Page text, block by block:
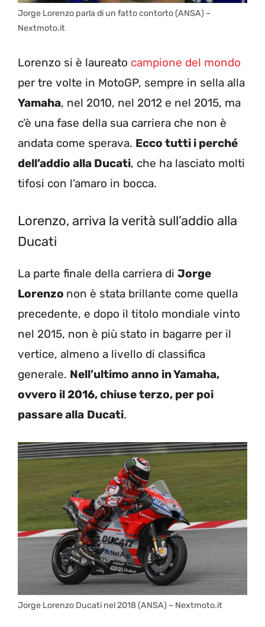
Jorge Lorenzo parla di un fatto contorto (ANSA) –
Nextmoto.it
Lorenzo si è laureato campione del mondo
per tre volte in MotoGP, sempre in sella alla
Yamaha, nel 2010, nel 2012 e nel 2015, ma
c’è una fase della sua carriera che non è
andata come sperava. Ecco tutti i perché
dell’addio alla Ducati, che ha lasciato molti
tifosi con l’amaro in bocca.
Lorenzo, arriva la verità sull’addio alla
Ducati
La parte finale della carriera di Jorge
Lorenzo non è stata brillante come quella
precedente, e dopo il titolo mondiale vinto
nel 2015, non è più stato in bagarre per il
vertice, almeno a livello di classifica
generale. Nell’ultimo anno in Yamaha,
ovvero il 2016, chiuse terzo, per poi
passare alla Ducati.
Jorge Lorenzo Ducati nel 2018 (ANSA) – Nextmoto.it